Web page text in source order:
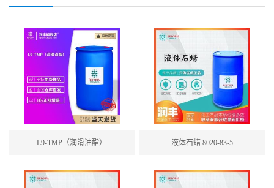
L9-TMP（润滑油酯） 液体石蜡 8020-83-5